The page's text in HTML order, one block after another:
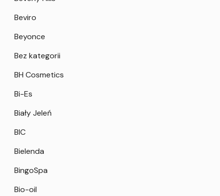
Beviro
Beyonce
Bez kategorii
BH Cosmetics
Bi-Es
Biały Jeleń
BIC
Bielenda
BingoSpa
Bio-oil